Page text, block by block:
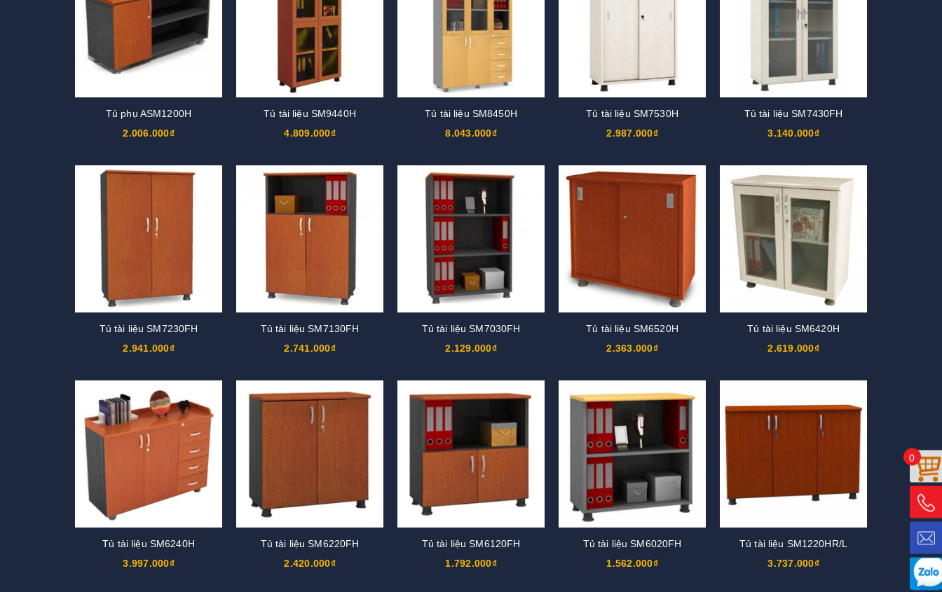
Tủ phụ ASM1200H
2.006.000₫
Tủ tài liệu SM9440H
4.809.000₫
Tủ tài liệu SM8450H
8.043.000₫
Tủ tài liệu SM7530H
2.987.000₫
Tủ tài liệu SM7430FH
3.140.000₫
Tủ tài liệu SM7230FH
2.941.000₫
Tủ tài liệu SM7130FH
2.741.000₫
Tủ tài liệu SM7030FH
2.129.000₫
Tủ tài liệu SM6520H
2.363.000₫
Tủ tài liệu SM6420H
2.619.000₫
Tủ tài liệu SM6240H
3.997.000₫
Tủ tài liệu SM6220FH
2.420.000₫
Tủ tài liệu SM6120FH
1.792.000₫
Tủ tài liệu SM6020FH
1.562.000₫
Tủ tài liệu SM1220HR/L
3.737.000₫
0